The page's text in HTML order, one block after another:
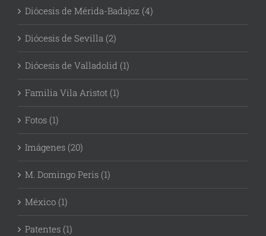
Diócesis de Mérida-Badajoz (4)
Diócesis de Sevilla (2)
Diócesis de Valladolid (1)
Familia Vila Aristot (1)
Fotos (1)
Imágenes (20)
M. Domingo Peris (1)
México (1)
Patentes (1)